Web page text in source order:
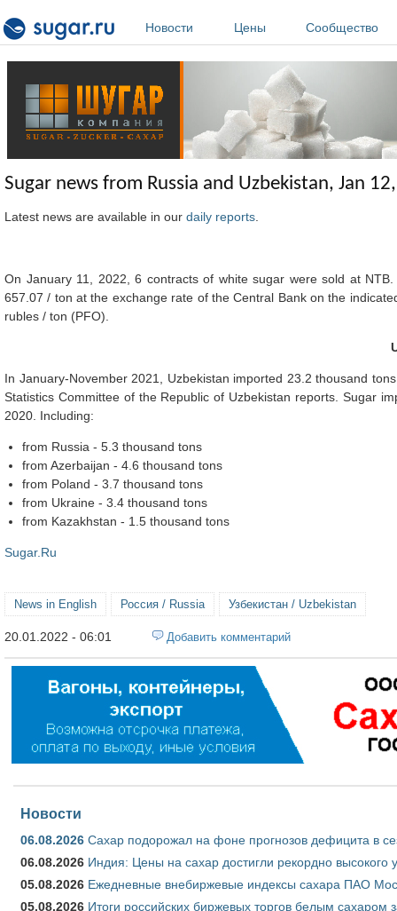
Новости
Цены Сообщество
Sugar news from Russia and Uzbekistan, Jan
Latest news are available in our daily reports
On January 11, 2022, 6 contracts of white sugar were sold at
657.07 / ton at the exchange rate of the Central Bank on the
rubles / ton (PFO).
In January-November 2021, Uzbekistan imported 23.2 thousand
Statistics Committee of the Republic of Uzbekistan reports. Sugar
2020. Including:
from Russia - 5.3 thousand tons
from Azerbaijan - 4.6 thousand tons
from Poland - 3.7 thousand tons
from Ukraine - 3.4 thousand tons
from Kazakhstan - 1.5 thousand tons
Sugar.Ru
News in English Россия / Russia Узбекистан / Uzbekistan
20.01.2022 - 06:01 Добавить комментарий
Новости
06.08.2026 Сахар подорожал на фоне прогнозов дефицита в
06.08.2026 Индия: Цены на сахар достигли рекордно высокого
05.08.2026 Ежедневные внебиржевые индексы сахара ПАО
05.08.2026 Итоги российских биржевых торгов белым сахаром